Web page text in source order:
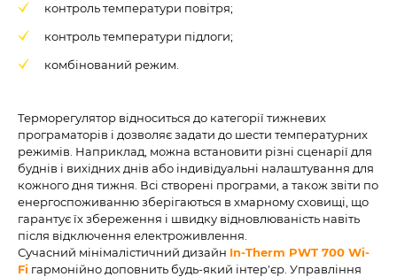
контроль температури повітря;
контроль температури підлоги;
комбінований режим.
Терморегулятор відноситься до категорії тижневих
програматорів і дозволяє задати до шести температурних
режимів. Наприклад, можна встановити різні сценарії для
буднів і вихідних днів або індивідуальні налаштування для
кожного дня тижня. Всі створені програми, а також звіти по
енергоспоживанню зберігаються в хмарному сховищі, що
гарантує їх збереження і швидку відновлюваність навіть
після відключення електроживлення.
Сучасний мінімалістичний дизайн In-Therm PWT 700 Wi-
Fi гармонійно доповнить будь-який інтер'єр. Управління